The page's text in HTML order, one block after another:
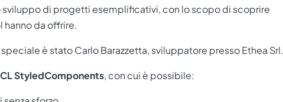
sviluppo di progetti esemplificativi, con lo scopo di scoprire
da offrire.
è statoCarlo Barazzetta, sviluppatore presso Ethea Srl.
StyledComponents, con cui è possibile: